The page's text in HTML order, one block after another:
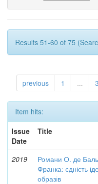
Results 51-60 of 75
previous 1 ... 3
Item hits:
Issue
Date
Title
2019
Романи О. де
Франка: єдність
образів